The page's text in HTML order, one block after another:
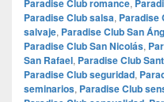
Paradise Club romance,
Paradise Club salsa, Paradise
salvaje, Paradise Club San
Paradise Club San Nicolás,
San Rafael, Paradise Club
Paradise Club seguridad,
seminarios, Paradise Club